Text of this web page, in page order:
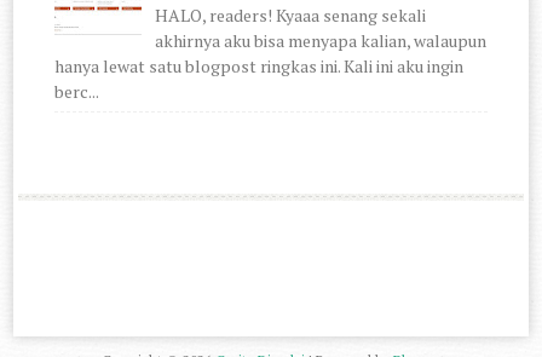
HALO, readers! Kyaaa senang sekali
akhirnya aku bisa menyapa kalian, walaupun
hanya lewat satu blogpost ringkas ini. Kali ini aku ingin
berc...